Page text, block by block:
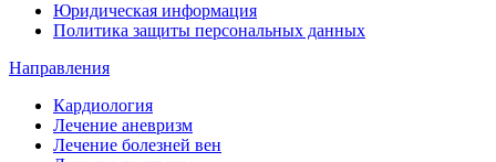
Юридическая информация
Политика защиты персональных данных
Направления
Кардиология
Лечение аневризм
Лечение болезней вен